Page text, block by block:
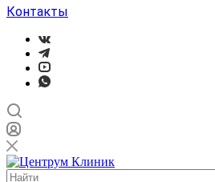
Контакты